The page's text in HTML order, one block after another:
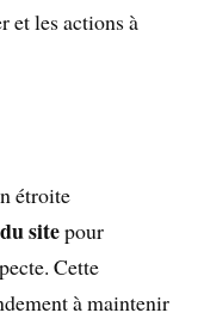
et les actions à
étroite
sitepour
Cette
à maintenir